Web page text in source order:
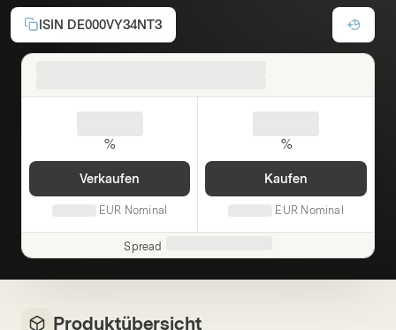
ISIN DE000VY34NT3
%
Verkaufen
EUR Nominal
%
Kaufen
EUR Nominal
Spread
Produktübersicht